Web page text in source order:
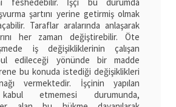
şartını yerine getirmiş olmak
Taraflar aralarında anlaşarak
her zaman değiştirebilir. Öte
iş değişikliklerinin çalışan
edileceği yönünde bir madde
bu konuda istediği değişiklikleri
vermektedir. İşçinin yapılan
etmemesi durumunda,